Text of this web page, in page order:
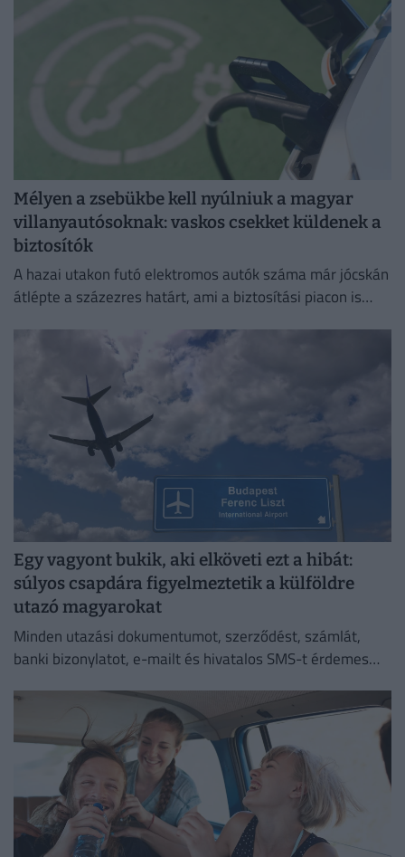
Mélyen a zsebükbe kell nyúlniuk a magyar
villanyautósoknak: vaskos csekket küldenek a
biztosítók
A hazai utakon futó elektromos autók száma már jócskán
átlépte a százezres határt, ami a biztosítási piacon is
Egy vagyont bukik, aki elköveti ezt a hibát:
súlyos csapdára figyelmeztetik a külföldre
utazó magyarokat
Minden utazási dokumentumot, szerződést, számlát,
banki bizonylatot, e-mailt és hivatalos SMS-t érdemes
külföldi nyaralásra.